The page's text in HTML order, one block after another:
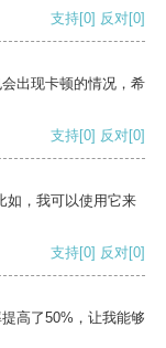
支持[0] 反对[0]
出现卡顿的情况，希
支持[0] 反对[0]
如，我可以使用它来
支持[0] 反对[0]
高了50%，让我能够